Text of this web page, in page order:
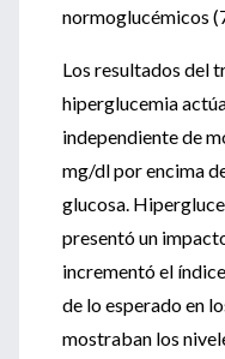
normoglucémicos
Los resultados del
hiperglucemia
independiente de
mg/dl por encima
glucosa.
presentó un
incrementó el
de lo esperado en
mostraban los